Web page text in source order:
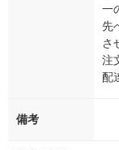
一
先
さ
注
配
備考